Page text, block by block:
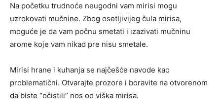
Na početku trudnoće neugodni vam mirisi mogu
uzrokovati mučnine. Zbog osetljivijeg čula mirisa,
moguće je da vam počnu smetati i izazivati mučninu
arome koje vam nikad pre nisu smetale.
Mirisi hrane i kuhanja se najčešće navode kao
problematični. Otvarajte prozore i boravite na otvorenom
da biste “očistili” nos od viška mirisa.